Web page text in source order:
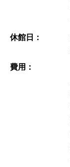
休館日：
費用：